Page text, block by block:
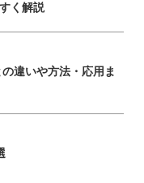
く解説
違いや方法・応用ま